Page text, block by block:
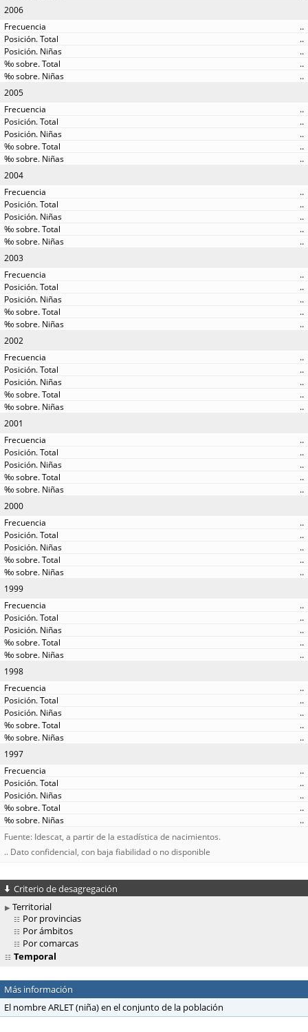
2006
..
..
..
..
..
2005
..
..
..
..
..
2004
..
..
..
..
..
2003
..
..
..
..
..
2002
..
..
..
..
..
2001
..
..
..
..
..
2000
..
..
..
..
..
1999
..
..
..
..
..
1998
..
..
..
..
..
1997
..
..
..
..
..
Fuente: Idescat, a partir de la estadística de nacimientos.
.. Dato confidencial, con baja fiabilidad o no disponible
Criterio de desagregación
Territorial
Por provincias
Por ámbitos
Por comarcas
Temporal
Más información
El nombre ARLET (niña) en el conjunto de la población